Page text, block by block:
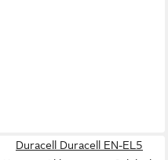
Duracell Duracell EN-EL5